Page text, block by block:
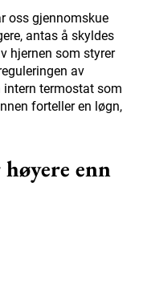
oss gjennomskue
antas å skyldes
hjernen som styrer
av
intern termostat som
forteller en løgn,
enn